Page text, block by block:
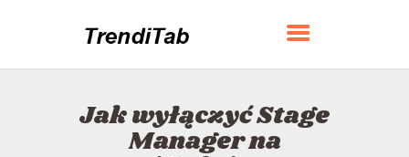
Jak wyłączyć Stage
Manager na
TRENDITAB
DOM